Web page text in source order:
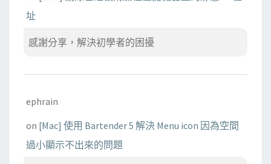
址
感謝分享，解決初學者的困擾
ephrain
on [Mac] 使用 Bartender 5 解決 Menu icon 因為空間
過小顯示不出來的問題